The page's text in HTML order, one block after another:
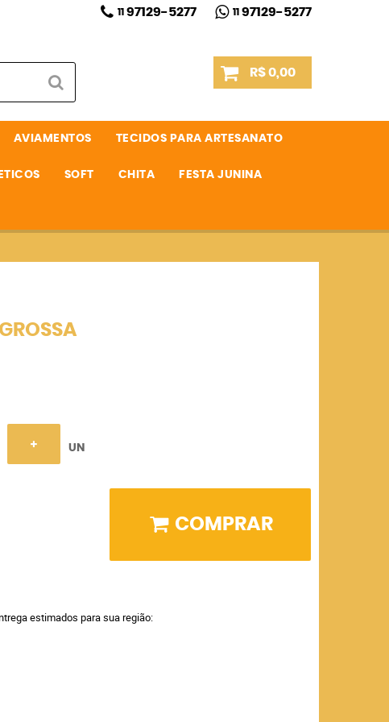
1197129-5277 1197129-5277
R$ 0,00
AVIAMENTOS TECIDOS PARA ARTESANATO
SOFT CHITA FESTA JUNINA
UN
COMPRAR
estimados para sua região: